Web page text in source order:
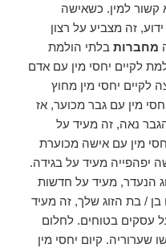
קשור למין. כשאישה
זה מצביע על רצון
מחברות בלתי הולמת
לקיים יחסי מין עם אדם
יחסי מין מחוץ
מין עם גבר מכוער, אז
נאה, זה מעיד על
מין עם אישה מכוערת
יפהפייה מעיד על בגידה.
הנעדר, מעיד על חדשות
/ בת הזוג שלך, זה מעיד
עסקים בטוחים. לחלום
שערוריה. קיום יחסי מין